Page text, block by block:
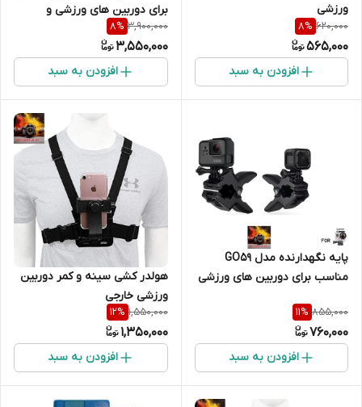
ورزشی
620,000
8%
565,000
افزودن به سبد
برای دوربین های ورزشی و
موبایل
3,900,000
8%
3,550,000
افزودن به سبد
پایه نگهدارنده مدل GO59
مناسب برای دوربین های ورزشی
855,000
11%
760,000
افزودن به سبد
هولدر کشی سینه و کمر دوربین
ورزشی خارجی
1,550,000
12%
1,350,000
افزودن به سبد